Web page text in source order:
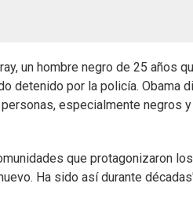
un hombre negro de 25 años
detenido por la policía. Obama
especialmente negros
que protagonizaron los
Ha sido así durante